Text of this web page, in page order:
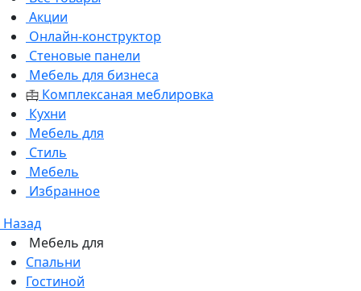
Акции
Онлайн-конструктор
Стеновые панели
Мебель для бизнеса
Комплексаная меблировка
Кухни
Мебель для
Стиль
Мебель
Избранное
Назад
Мебель для
Спальни
Гостиной